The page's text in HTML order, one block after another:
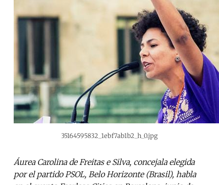
35164595832_1ebf7ab1b2_h_0.jpg
Áurea Carolina de Freitas e Silva, concejala elegida
por el partido PSOL, Belo Horizonte (Brasil), habla